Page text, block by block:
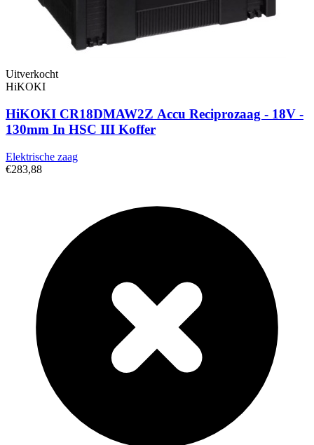
Uitverkocht
HiKOKI
HiKOKI CR18DMAW2Z Accu Reciprozaag - 18V -
130mm In HSC III Koffer
Elektrische zaag
€283,88